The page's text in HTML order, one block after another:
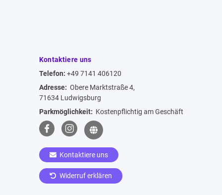
Kontaktiere uns
Telefon: +49 7141 406120
Adresse: Obere Marktstraße 4,
71634 Ludwigsburg
Parkmöglichkeit: Kostenpflichtig am Geschäft
Kontaktiere uns
Widerruf erklären